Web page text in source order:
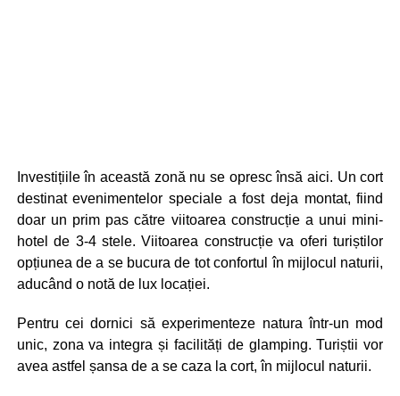
Investițiile în această zonă nu se opresc însă aici. Un cort
destinat evenimentelor speciale a fost deja montat, fiind
doar un prim pas către viitoarea construcție a unui mini-
hotel de 3-4 stele. Viitoarea construcție va oferi turiștilor
opțiunea de a se bucura de tot confortul în mijlocul naturii,
aducând o notă de lux locației.
Pentru cei dornici să experimenteze natura într-un mod
unic, zona va integra și facilități de glamping. Turiștii vor
avea astfel șansa de a se caza la cort, în mijlocul naturii.